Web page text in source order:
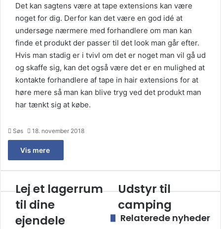
Det kan sagtens være at tape extensions kan være
noget for dig. Derfor kan det være en god idé at
undersøge nærmere med forhandlere om man kan
finde et produkt der passer til det look man går efter.
Hvis man stadig er i tvivl om det er noget man vil gå ud
og skaffe sig, kan det også være det er en mulighed at
kontakte forhandlere af tape in hair extensions for at
høre mere så man kan blive tryg ved det produkt man
har tænkt sig at købe.
Søs 18. november 2018
Vis mere
Lej
lagerrum
til
dine
Lej et lagerrum
til dine
ejendele
Udstyr
camping
Udstyr til
camping
Relaterede nyheder